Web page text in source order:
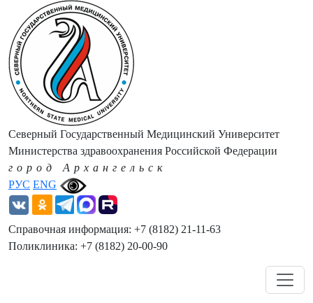
РУС ENG
Северный Государственный Медицинский Университет
Министерства здравоохранения Российской Федерации
город Архангельск
Справочная информация: +7 (8182) 21-11-63
Поликлиника: +7 (8182) 20-00-90